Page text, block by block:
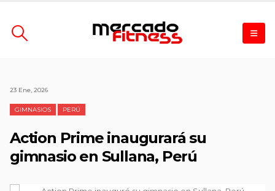
23 Ene, 2026
GIMNASIOS PERÚ
Action Prime inaugurará su
gimnasio en Sullana, Perú